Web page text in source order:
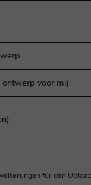
ontwerp voor mij
für den